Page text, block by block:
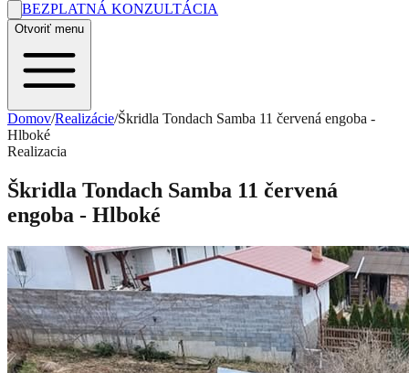
BEZPLATNÁ KONZULTÁCIA
Otvoriť menu
Domov/Realizácie/Škridla Tondach Samba 11 červená engoba -
Hlboké
Realizacia
Škridla Tondach Samba 11 červená
engoba - Hlboké